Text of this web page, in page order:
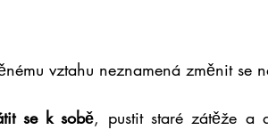
vztahu neznamená změnit se
se k sobě, pustit staré zátěže a